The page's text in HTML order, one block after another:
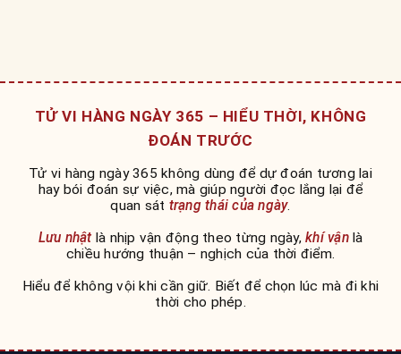
TỬ VI HÀNG NGÀY 365 – HIỂU THỜI, KHÔNG
ĐOÁN TRƯỚC
Tử vi hàng ngày 365 không dùng để dự đoán tương lai
hay bói đoán sự việc, mà giúp người đọc lắng lại để
quan sát trạng thái của ngày.
Lưu nhậtlà nhịp vận động theo từng ngày, khí vậnlà
chiều hướng thuận – nghịch của thời điểm.
Hiểu để không vội khi cần giữ. Biết để chọn lúc mà đi khi
thời cho phép.